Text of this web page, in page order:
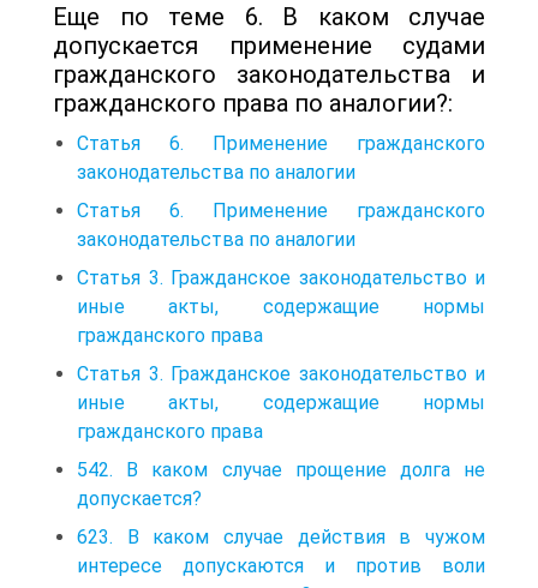
Еще по теме 6. В каком случае
допускается применение судами
гражданского законодательства и
гражданского права по аналогии?:
Статья 6. Применение гражданского
законодательства по аналогии
Статья 6. Применение гражданского
законодательства по аналогии
Статья 3. Гражданское законодательство и
иные акты, содержащие нормы
гражданского права
Статья 3. Гражданское законодательство и
иные акты, содержащие нормы
гражданского права
542. В каком случае прощение долга не
допускается?
623. В каком случае действия в чужом
интересе допускаются и против воли